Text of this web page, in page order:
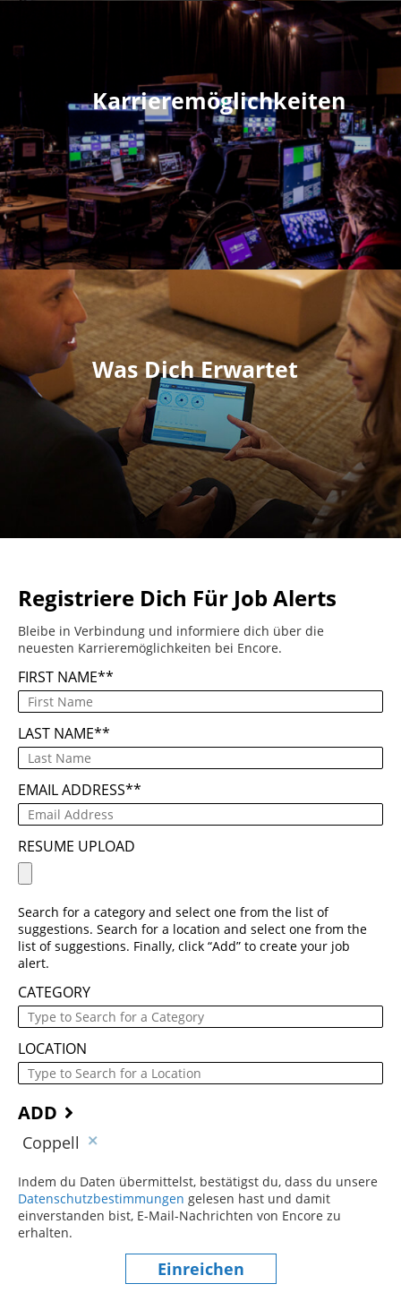
Karrieremöglichkeiten
Was Dich Erwartet
Registriere Dich Für Job Alerts
Bleibe in Verbindung und informiere dich über die
neuesten Karrieremöglichkeiten bei Encore.
FIRST NAME*
LAST NAME*
EMAIL ADDRESS*
RESUME UPLOAD
Search for a category and select one from the list of
suggestions. Search for a location and select one from the
list of suggestions. Finally, click “Add” to create your job
alert.
CATEGORY
LOCATION
ADD
Coppell
Indem du Daten übermittelst, bestätigst du, dass du unsere
Datenschutzbestimmungen (dieser Inhalt öffnet sich in einem
gelesen hast und damit
einverstanden bist, E-Mail-Nachrichten von Encore zu
erhalten.
Einreichen